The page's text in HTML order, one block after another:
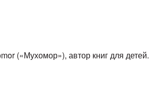
(«Мухомор»), автор книг для детей.